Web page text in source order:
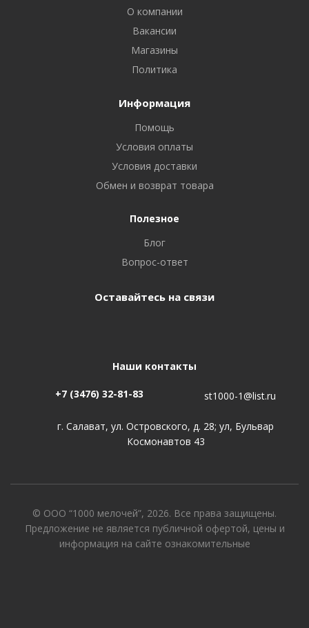
О компании
Вакансии
Магазины
Политика
Информация
Помощь
Условия оплаты
Условия доставки
Обмен и возврат товара
Полезное
Блог
Вопрос-ответ
Оставайтесь на связи
Наши контакты
+7 (3476) 32-81-83 st1000-1@list.ru
г. Салават, ул. Островского, д. 28; ул, Бульвар
Космонавтов 43
© ООО “1000 мелочей”, 2026. Все права защищены.
Предложение не является публичной офертой, цены и
информация на сайте ознакомительные